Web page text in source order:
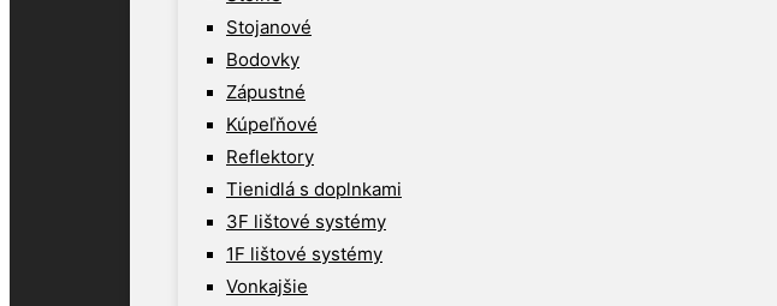
Stojanové
Bodovky
Zápustné
Kúpeľňové
Reflektory
Tienidlá s doplnkami
3F lištové systémy
1F lištové systémy
Vonkajšie